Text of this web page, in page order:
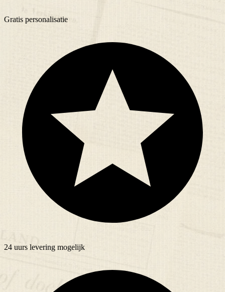
Gratis personalisatie
24 uurs levering mogelijk